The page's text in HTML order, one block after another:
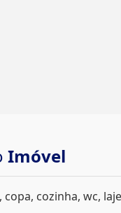
Imóvel
cozinha, wc,